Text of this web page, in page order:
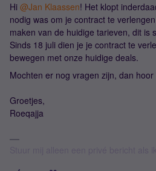
Hi @Jan Klaassen! Het klopt
nodig was om je contract te
maken van de huidige tarieven, dit is
Sinds 18 juli dien je je contract te
bewegen met onze huidige deals.
Mochten er nog vragen zijn, dan
Groetjes,
Roeqajja